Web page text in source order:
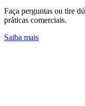
Faça perguntas ou tire
práticas comerciais.
Saiba mais